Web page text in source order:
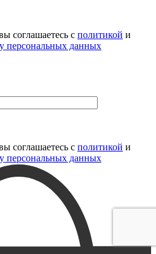
соглашаетесь с политикой и
персональных данных
соглашаетесь с политикой и
персональных данных